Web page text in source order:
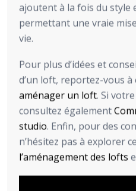
ajoutent à la fois du style
permettant une vraie
vie.
Pour plus d’idées et
d’un loft, reportez-vous à
aménager un loft. Si
consultez également
studio. Enfin, pour des
n’hésitez pas à explorer
l’aménagement des lofts